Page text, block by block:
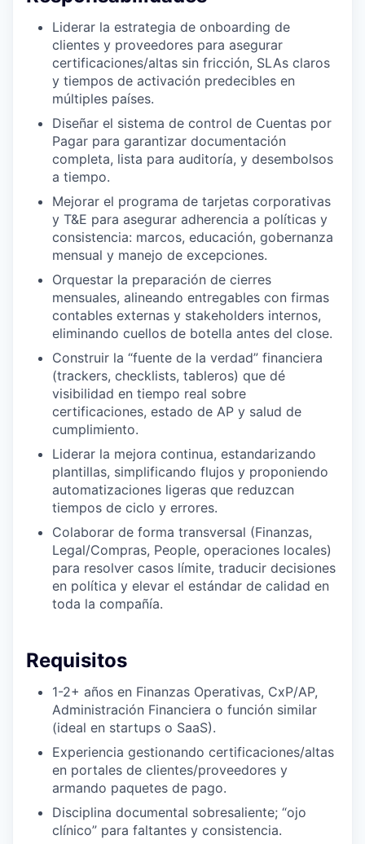
Liderar la estrategia de onboarding de
clientes y proveedores para asegurar
certificaciones/altas sin fricción, SLAs claros
y tiempos de activación predecibles en
múltiples países.
Diseñar el sistema de control de Cuentas por
Pagar para garantizar documentación
completa, lista para auditoría, y desembolsos
a tiempo.
Mejorar el programa de tarjetas corporativas
y T&E para asegurar adherencia a políticas y
consistencia: marcos, educación, gobernanza
mensual y manejo de excepciones.
Orquestar la preparación de cierres
mensuales, alineando entregables con firmas
contables externas y stakeholders internos,
eliminando cuellos de botella antes del close.
Construir la “fuente de la verdad” financiera
(trackers, checklists, tableros) que dé
visibilidad en tiempo real sobre
certificaciones, estado de AP y salud de
cumplimiento.
Liderar la mejora continua, estandarizando
plantillas, simplificando flujos y proponiendo
automatizaciones ligeras que reduzcan
tiempos de ciclo y errores.
Colaborar de forma transversal (Finanzas,
Legal/Compras, People, operaciones locales)
para resolver casos límite, traducir decisiones
en política y elevar el estándar de calidad en
toda la compañía.
Requisitos
1-2+ años en Finanzas Operativas, CxP/AP,
Administración Financiera o función similar
(ideal en startups o SaaS).
Experiencia gestionando certificaciones/altas
en portales de clientes/proveedores y
armando paquetes de pago.
Disciplina documental sobresaliente; “ojo
clínico” para faltantes y consistencia.